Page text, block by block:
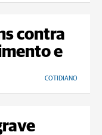
contra
e
COTIDIANO